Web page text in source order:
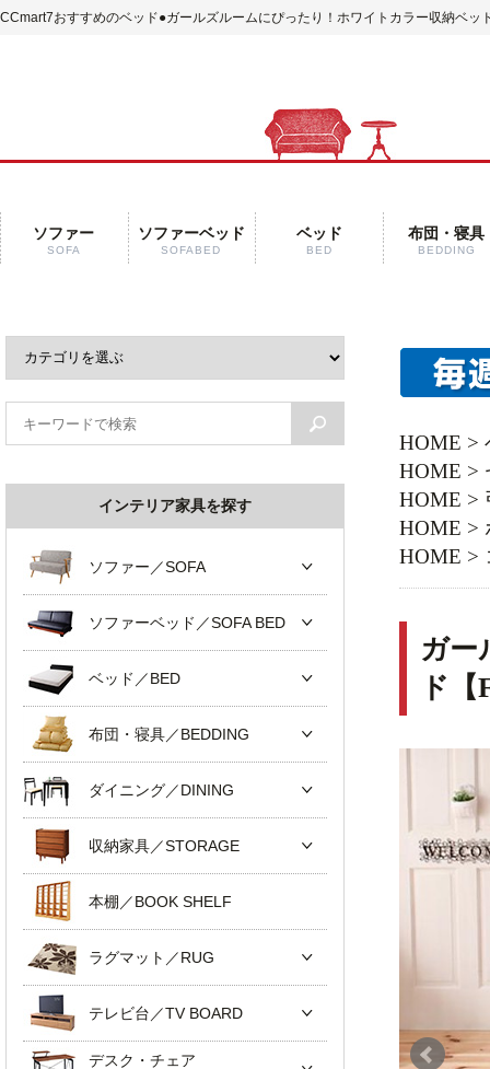
CCmart7おすすめのベッド●ガールズルームにぴったり！ホワイトカラー収納ベッ
ソファー
SOFA
ソファーベッド
SOFABED
ベッド
BED
布団・寝具
BEDDING
HOME >
HOME >
HOME >
HOME >
HOME >
ガー
ド
インテリア家具を探す
ソファー／SOFA
ソファーベッド／SOFA BED
ベッド／BED
布団・寝具／BEDDING
ダイニング／DINING
収納家具／STORAGE
本棚／BOOK SHELF
ラグマット／RUG
テレビ台／TV BOARD
デスク・チェア